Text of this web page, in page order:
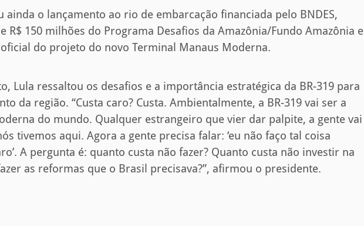
ainda o lançamento ao rio de embarcação financiada pelo BNDES,
R$ 150 milhões do Programa Desafios da Amazônia/Fundo Amazônia e
do projeto do novo Terminal Manaus Moderna.
Lula ressaltou os desafios e a importância estratégica da BR-319 para
da região. “Custa caro? Custa. Ambientalmente, a BR-319 vai ser a
do mundo. Qualquer estrangeiro que vier dar palpite, a gente vai
tivemos aqui. Agora a gente precisa falar: ‘eu não faço tal coisa
A pergunta é: quanto custa não fazer? Quanto custa não investir na
as reformas que o Brasil precisava?”, afirmou o presidente.